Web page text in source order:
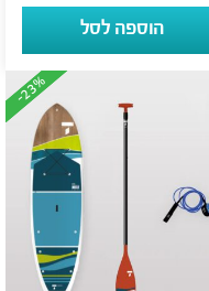
הוספה לסל
-23%
-23%